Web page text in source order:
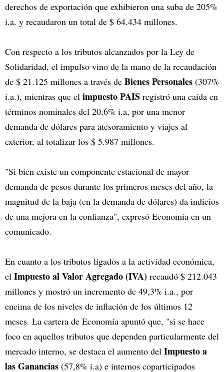
derechos de exportación que exhibieron una suba de 205%
i.a. y recaudaron un total de $ 64.434 millones.
Con respecto a los tributos alcanzados por la Ley de
Solidaridad, el impulso vino de la mano de la recaudación
de $ 21.125 millones a través de Bienes Personales (307%
i.a.), mientras que el impuesto PAIS registró una caída en
términos nominales del 20,6% i.a, por una menor
demanda de dólares para atesoramiento y viajes al
exterior, al totalizar los $ 5.987 millones.
"Si bien existe un componente estacional de mayor
demanda de pesos durante los primeros meses del año, la
magnitud de la baja (en la demanda de dólares) da indicios
de una mejora en la confianza", expresó Economía en un
comunicado.
En cuanto a los tributos ligados a la actividad económica,
el Impuesto al Valor Agregado (IVA) recaudó $ 212.043
millones y mostró un incremento de 49,3% i.a., por
encima de los niveles de inflación de los últimos 12
meses. La cartera de Economía apuntó que, "si se hace
foco en aquellos tributos que dependen particularmente del
mercado interno, se destaca el aumento del Impuesto a
las Ganancias (57,8% i.a) e internos coparticipados